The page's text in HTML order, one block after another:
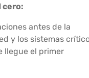
cero:
antes de la
y los sistemas
llegue el primer